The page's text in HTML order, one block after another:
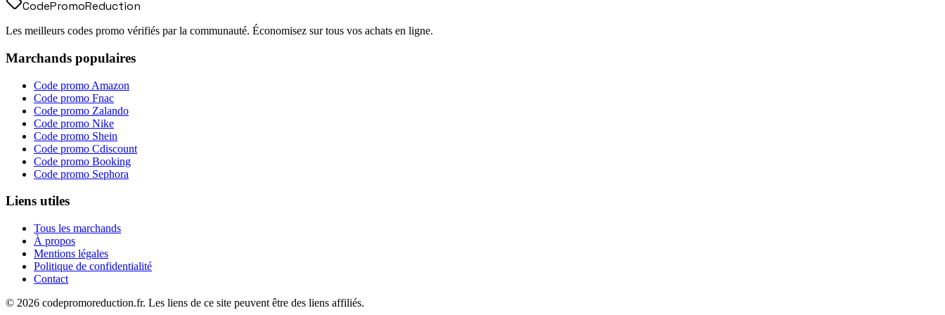
CodePromoReduction
Les meilleurs codes promo vérifiés par la communauté. Économisez sur tous vos achats en ligne.
Marchands populaires
Code promo Amazon
Code promo Fnac
Code promo Zalando
Code promo Nike
Code promo Shein
Code promo Cdiscount
Code promo Booking
Code promo Sephora
Liens utiles
Tous les marchands
À propos
Mentions légales
Politique de confidentialité
Contact
© 2026 codepromoreduction.fr. Les liens de ce site peuvent être des liens affiliés.